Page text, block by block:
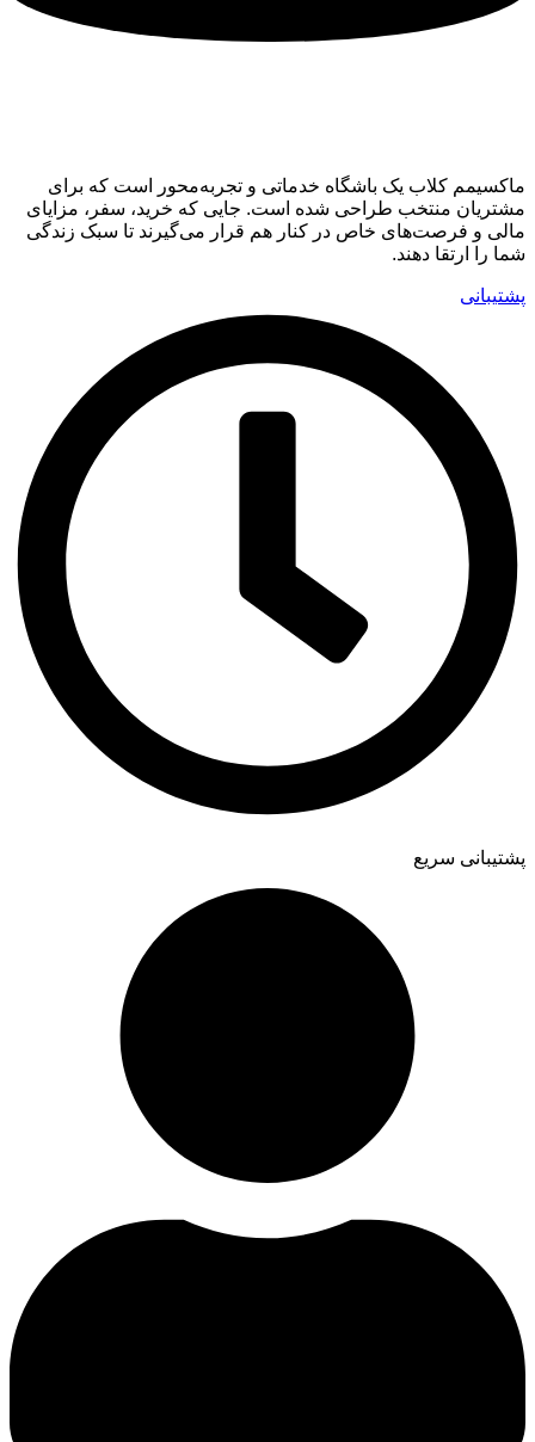
ماکسیمم کلاب یک باشگاه خدماتی و تجربه‌محور است که برای
مشتریان منتخب طراحی شده است. جایی که خرید، سفر، مزایای
مالی و فرصت‌های خاص در کنار هم قرار می‌گیرند تا سبک زندگی
شما را ارتقا دهند.
پشتیبانی
پشتیبانی سریع